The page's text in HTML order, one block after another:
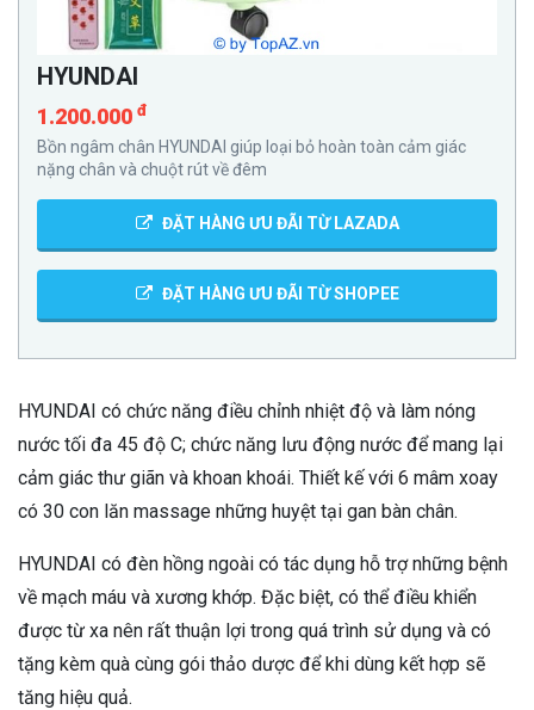
HYUNDAI
1.200.000 đ
Bồn ngâm chân HYUNDAI giúp loại bỏ hoàn toàn cảm giác
nặng chân và chuột rút về đêm
ĐẶT HÀNG ƯU ĐÃI TỪ LAZADA
ĐẶT HÀNG ƯU ĐÃI TỪ SHOPEE
HYUNDAI có chức năng điều chỉnh nhiệt độ và làm nóng
nước tối đa 45 độ C; chức năng lưu động nước để mang lại
cảm giác thư giãn và khoan khoái. Thiết kế với 6 mâm xoay
có 30 con lăn massage những huyệt tại gan bàn chân.
HYUNDAI có đèn hồng ngoài có tác dụng hỗ trợ những bệnh
về mạch máu và xương khớp. Đặc biệt, có thể điều khiển
được từ xa nên rất thuận lợi trong quá trình sử dụng và có
tặng kèm quà cùng gói thảo dược để khi dùng kết hợp sẽ
tăng hiệu quả.